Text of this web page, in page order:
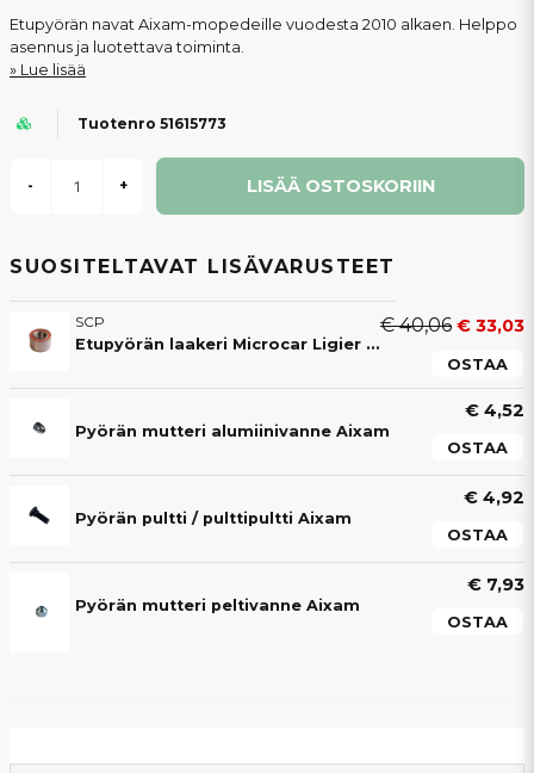
Etupyörän navat Aixam-mopedeille vuodesta 2010 alkaen. Helppo
asennus ja luotettava toiminta.
Lue lisää
Tuotenro 51615773
- + LISÄÄ OSTOSKORIIN
SUOSITELTAVAT LISÄVARUSTEET
SCP
Etupyörän laakeri Microcar Ligier Chatenet Jdm Aixam Casalini Bellier 30x60x37 mm
€ 40,06 € 33,03
OSTAA
Pyörän mutteri alumiinivanne Aixam
€ 4,52
OSTAA
Pyörän pultti / pulttipultti Aixam
€ 4,92
OSTAA
Pyörän mutteri peltivanne Aixam
€ 7,93
OSTAA